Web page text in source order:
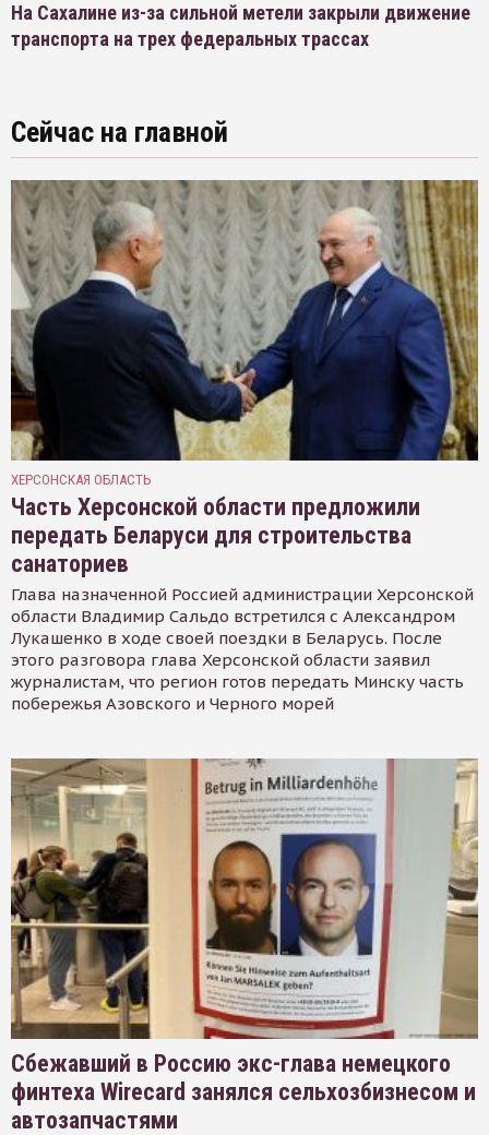
На Сахалине из-за сильной метели закрыли движение
транспорта на трех федеральных трассах
Сейчас на главной
ХЕРСОНСКАЯ ОБЛАСТЬ
Часть Херсонской области предложили
передать Беларуси для строительства
санаториев
Глава назначенной Россией администрации Херсонской
области Владимир Сальдо встретился с Александром
Лукашенко в ходе своей поездки в Беларусь. После
этого разговора глава Херсонской области заявил
журналистам, что регион готов передать Минску часть
побережья Азовского и Черного морей
Сбежавший в Россию экс-глава немецкого
финтеха Wirecard занялся сельхозбизнесом и
автозапчастями